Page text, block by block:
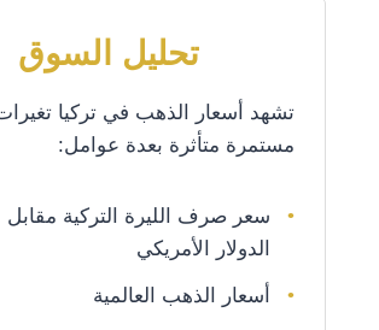
تحليل السوق
تشهد أسعار الذهب في تركيا
مستمرة متأثرة بعدة عوامل:
سعر صرف الليرة التركية مقابل
الدولار الأمريكي
أسعار الذهب العالمية